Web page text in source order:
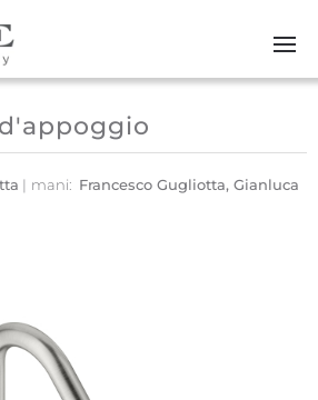
mani: Francesco Gugliotta, Gianluca